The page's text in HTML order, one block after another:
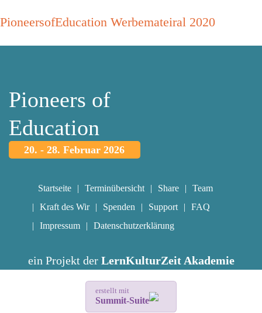
PioneersofEducation Werbemateiral 2020
Pioneers of
Education
20. - 28. Februar 2026
Startseite Terminübersicht Share
Team
Kraft des Wir
Spenden Support
FAQ
Impressum
Datenschutzerklärung
ein Projekt der LernKulturZeit Akademie
erstellt mit
Summit-Suite